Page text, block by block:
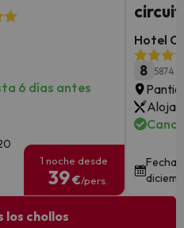
6 días antes
1 noche desde
39€/pers.
Hotel
8 5874
los chollos